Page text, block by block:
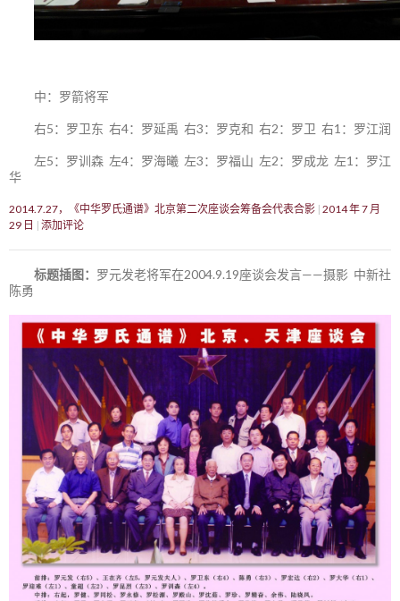
中：罗箭将军
右5：罗卫东 右4：罗延禹 右3：罗克和 右2：罗卫 右1：罗江润
左5：罗训森 左4：罗海曦 左3：罗福山 左2：罗成龙 左1：罗江
华
2014.7.27，《中华罗氏通谱》北京第二次座谈会筹备会代表合影 2014 年 7 月
29 日
添加评论
标题插图： 罗元发老将军在2004.9.19座谈会发言——摄影 中新社
陈勇